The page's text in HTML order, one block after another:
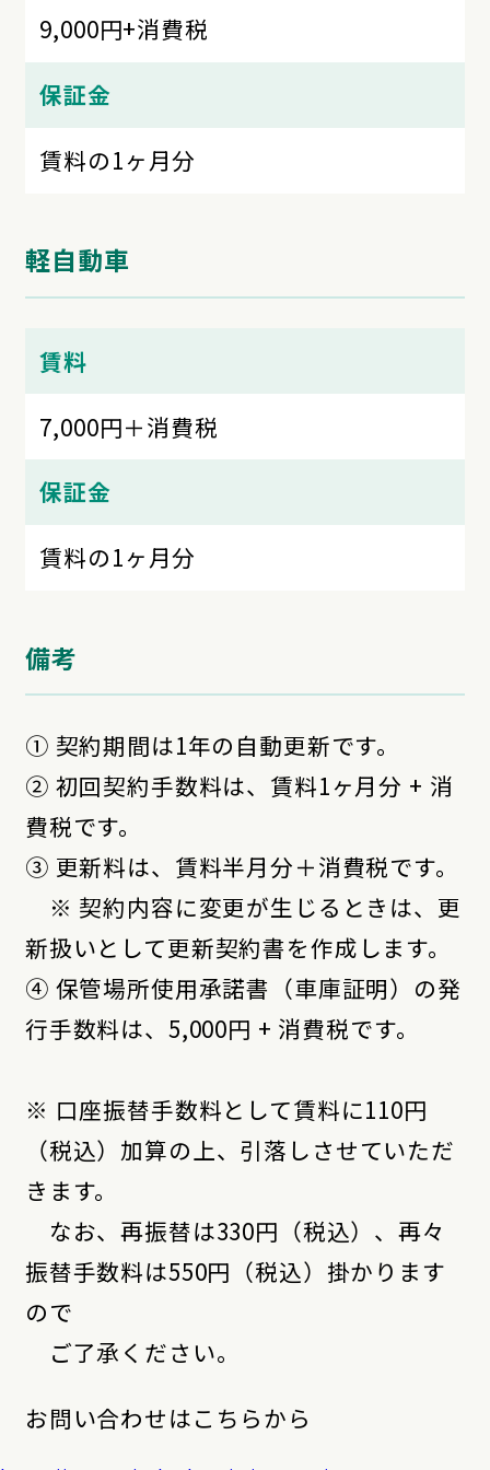
9,000円+消費税
保証金
賃料の1ヶ月分
軽自動車
賃料
7,000円＋消費税
保証金
賃料の1ヶ月分
備考
① 契約期間は1年の自動更新です。
② 初回契約手数料は、賃料1ヶ月分 + 消
費税です。
③ 更新料は、賃料半月分＋消費税です。
※ 契約内容に変更が生じるときは、更
新扱いとして更新契約書を作成します。
④ 保管場所使用承諾書（車庫証明）の発
行手数料は、5,000円 + 消費税です。
※ 口座振替手数料として賃料に110円
（税込）加算の上、引落しさせていただ
きます。
なお、再振替は330円（税込）、再々
振替手数料は550円（税込）掛かります
ので
ご了承ください。
お問い合わせはこちらから